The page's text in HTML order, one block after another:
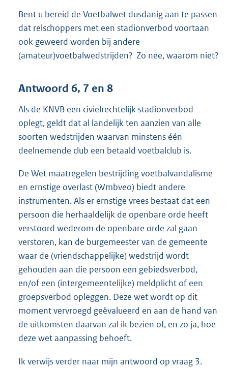
Bent u bereid de Voetbalwet dusdanig aan te passen
dat relschoppers met een stadionverbod voortaan
ook geweerd worden bij andere
(amateur)voetbalwedstrijden? Zo nee, waarom niet?
Antwoord 6, 7 en 8
Als de KNVB een civielrechtelijk stadionverbod
oplegt, geldt dat al landelijk ten aanzien van alle
soorten wedstrijden waarvan minstens één
deelnemende club een betaald voetbalclub is.
De Wet maatregelen bestrijding voetbalvandalisme
en ernstige overlast (Wmbveo) biedt andere
instrumenten. Als er ernstige vrees bestaat dat een
persoon die herhaaldelijk de openbare orde heeft
verstoord wederom de openbare orde zal gaan
verstoren, kan de burgemeester van de gemeente
waar de (vriendschappelijke) wedstrijd wordt
gehouden aan die persoon een gebiedsverbod,
en/of een (intergemeentelijke) meldplicht of een
groepsverbod opleggen. Deze wet wordt op dit
moment vervroegd geëvalueerd en aan de hand van
de uitkomsten daarvan zal ik bezien of, en zo ja, hoe
deze wet aanpassing behoeft.
Ik verwijs verder naar mijn antwoord op vraag 3.